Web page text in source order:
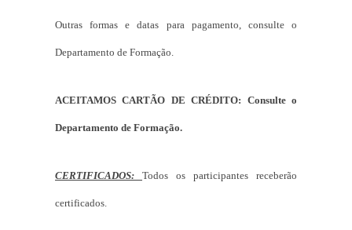
Outras formas e datas para pagamento, consulte o
Departamento de Formação.
ACEITAMOS CARTÃO DE CRÉDITO: Consulte o
Departamento de Formação.
CERTIFICADOS: Todos os participantes receberão
certificados.